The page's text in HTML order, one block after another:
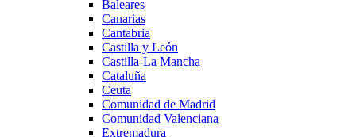
Baleares
Canarias
Cantabria
Castilla y León
Castilla-La Mancha
Cataluña
Ceuta
Comunidad de Madrid
Comunidad Valenciana
Extremadura